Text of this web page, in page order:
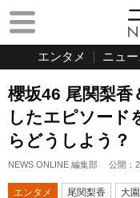
エンタメ ニュー
櫻坂46 尾関梨香
したエピソード
らどうしよう？
NEWS ONLINE 編集部 公開：
エンタメ 尾関梨香 大